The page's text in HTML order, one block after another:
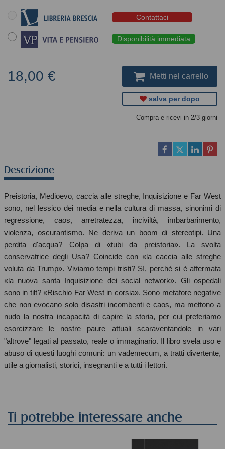
Contattaci
Disponibilità immediata
18,00 € Metti nel carrello
salva per dopo
Compra e ricevi in 2/3 giorni
Descrizione
Preistoria, Medioevo, caccia alle streghe, Inquisizione e Far West
sono, nel lessico dei media e nella cultura di massa, sinonimi di
regressione, caos, arretratezza, inciviltà, imbarbarimento,
violenza, oscurantismo. Ne deriva un boom di stereotipi. Una
perdita d'acqua? Colpa di «tubi da preistoria». La svolta
conservatrice degli Usa? Coincide con «la caccia alle streghe
voluta da Trump». Viviamo tempi tristi? Sí, perché si è affermata
«la nuova santa Inquisizione dei social network». Gli ospedali
sono in tilt? «Rischio Far West in corsia». Sono metafore negative
che non evocano solo disastri incombenti e caos, ma mettono a
nudo la nostra incapacità di capire la storia, per cui preferiamo
esorcizzare le nostre paure attuali scaraventandole in vari
"altrove" legati al passato, reale o immaginario. Il libro svela uso e
abuso di questi luoghi comuni: un vademecum, a tratti divertente,
utile a giornalisti, storici, insegnanti e a tutti i lettori.
Ti potrebbe interessare anche